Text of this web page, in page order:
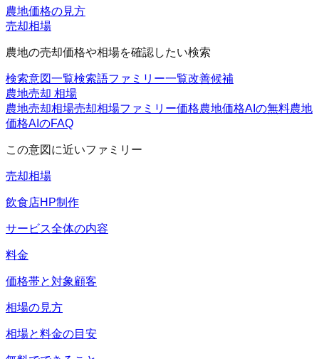
農地価格の見方
売却相場
農地の売却価格や相場を確認したい検索
検索意図一覧検索語ファミリー一覧改善候補
農地売却 相場
農地売却相場売却相場ファミリー価格農地価格AIの無料農地
価格AIのFAQ
この意図に近いファミリー
売却相場
飲食店HP制作
サービス全体の内容
料金
価格帯と対象顧客
相場の見方
相場と料金の目安